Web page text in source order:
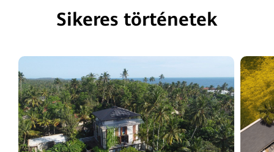
Sikeres történetek